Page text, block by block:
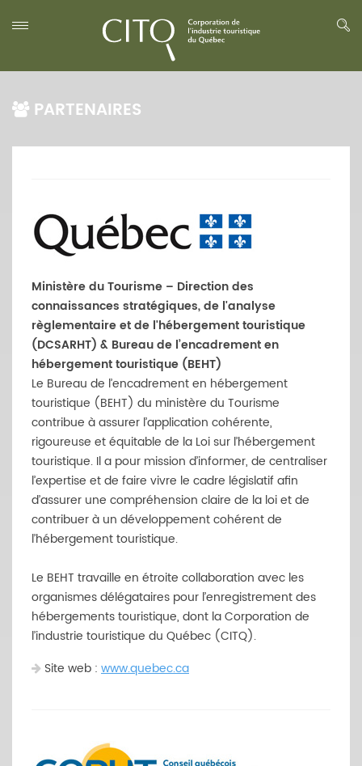
PARTENAIRES
Ministère du Tourisme – Direction des
connaissances stratégiques, de l'analyse
règlementaire et de l'hébergement touristique
(DCSARHT) & Bureau de l’encadrement en
hébergement touristique (BEHT)
Le Bureau de l’encadrement en hébergement
touristique (BEHT) du ministère du Tourisme
contribue à assurer l’application cohérente,
rigoureuse et équitable de la Loi sur l’hébergement
touristique. Il a pour mission d’informer, de centraliser
l’expertise et de faire vivre le cadre législatif afin
d’assurer une compréhension claire de la loi et de
contribuer à un développement cohérent de
l’hébergement touristique.
Le BEHT travaille en étroite collaboration avec les
organismes délégataires pour l’enregistrement des
hébergements touristique, dont la Corporation de
l’industrie touristique du Québec (CITQ).
Site web : www.quebec.ca